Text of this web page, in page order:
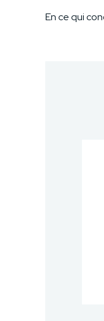
En ce qui